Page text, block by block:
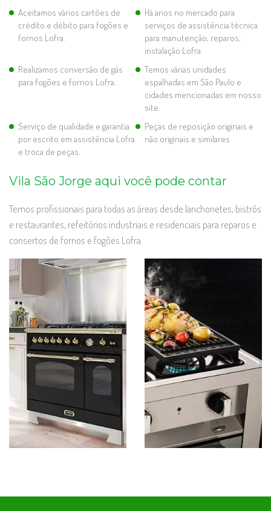
Aceitamos vários cartões de
crédito e débito para fogões e
fornos Lofra.
Há anos no mercado para
serviços de assistência técnica
para manutenção, reparos,
instalação Lofra.
Realizamos conversão de gás
para fogões e fornos Lofra.
Temos várias unidades
espalhadas em São Paulo e
cidades mencionadas em nosso
site.
Serviço de qualidade e garantia
por escrito em assistência Lofra
e troca de peças.
Peças de reposição originais e
não originais e similares
Vila São Jorge aqui você pode contar
Temos profissionais para todas as áreas desde lanchonetes, bistrôs
e restaurantes, refeitórios industriais e residenciais para reparos e
consertos de fornos e fogões Lofra.